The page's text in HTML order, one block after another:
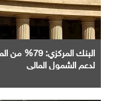
البنك
لدعم الشمول المالي